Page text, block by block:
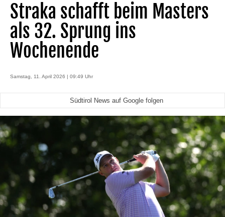
Straka schafft beim Masters
als 32. Sprung ins
Wochenende
Samstag, 11. April 2026 | 09:49 Uhr
Südtirol News auf Google folgen